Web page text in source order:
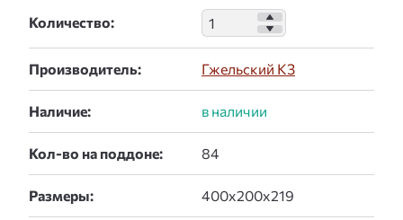
Количество:
Производитель: Гжельский КЗ
Наличие:
Кол-во на поддоне:
Размеры: